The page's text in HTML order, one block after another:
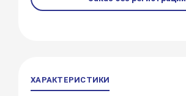
ХАРАКТЕРИСТИКИ